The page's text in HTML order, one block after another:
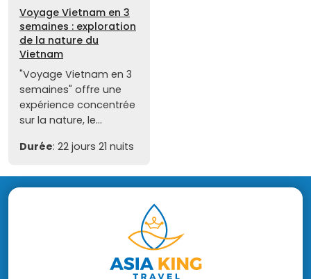
Voyage Vietnam en 3
semaines : exploration
de la nature du
Vietnam
"Voyage Vietnam en 3
semaines" offre une
expérience concentrée
sur la nature, le...
Durée: 22 jours 21 nuits